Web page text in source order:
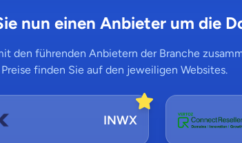
nun einen Anbieter um die
den führenden Anbietern der Branche
finden Sie auf den jeweiligen Websites.
INWX